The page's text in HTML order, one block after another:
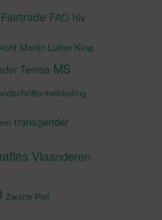
Fairtrade FAO hiv
Martin Luther King
Teresa MS
transgender
Vlaanderen
Zwarte Piet